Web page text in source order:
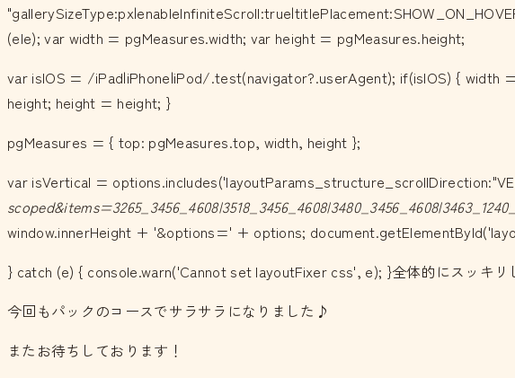
(ele); var width = pgMeasures.width; var height = pgMeasures.height;
var isIOS = /iPad|iPhone|iPod/.test(navigator?.userAgent); if(isIOS) {
height; height = height; }
pgMeasures = { top: pgMeasures.top, width, height };
var isVertical =
window.innerHeight + '&options=' + options;
} catch (e) { console.warn('Cannot set layoutFixer css', e); }全体的にスッキリ
今回もパックのコースでサラサラになりました♪
またお待ちしております！